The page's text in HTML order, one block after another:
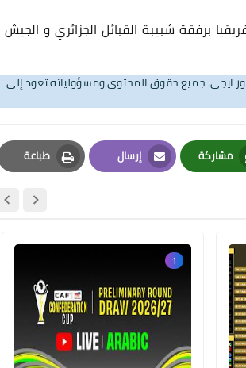
برفقة شبيبة القبائل الجزائري و الجيش
ايجي. جميع حقوق المحتوى ومسؤولياته تعود إلى
مشاركة
Whatsapp
إرسال
Email
طباعة
Print
1
04 يوليو 2024
04 يوليو 2024